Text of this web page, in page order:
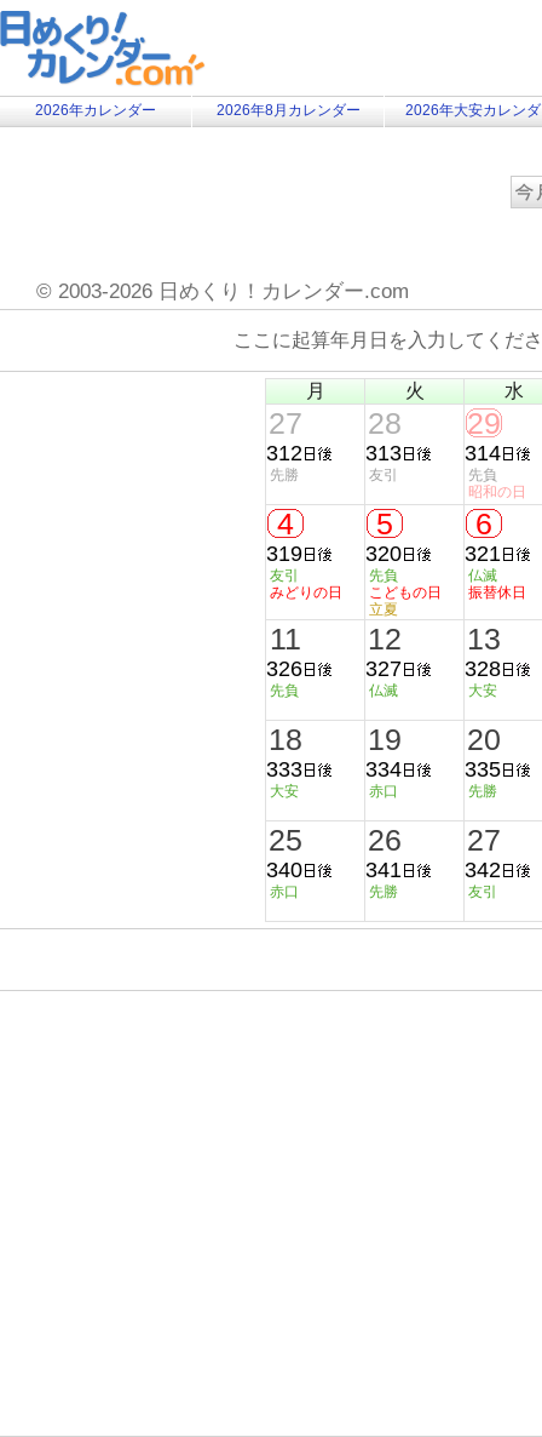
2026年カレンダー 2026年8月カレンダー 2026年大安カレン
© 2003-2026 日めくり！カレンダー.com
ここに起算年月日を入力してく
月 火 水
27
312
先勝
28
313
友引
29
314
先負
昭和の日
4
319
友引
みどりの日
5
320
先負
こどもの日
立夏
6
321
仏滅
振替休日
11
326
先負
12
327
仏滅
13
328
大安
18
333
大安
19
334
赤口
20
335
先勝
25
340
赤口
26
341
先勝
27
342
友引